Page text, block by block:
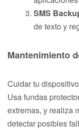
SMS
de texto y
Mantenimiento
Cuidar tu
Usa fundas
extremas, y realiza
detectar posibles